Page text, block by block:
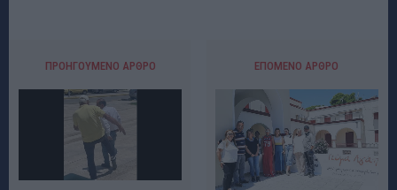
ΠΡΟΗΓΟΎΜΕΝΟ ΆΡΘΡΟ ΕΠΌΜΕΝΟ ΆΡΘΡΟ